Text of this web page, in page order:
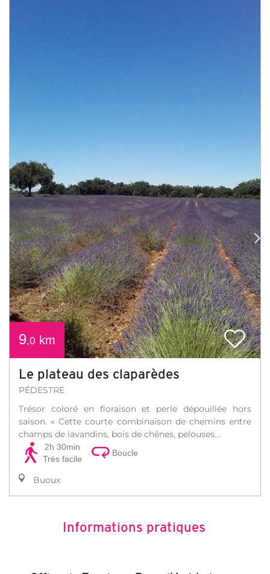
9,0 km
Le plateau des claparèdes
PÉDESTRE
Trésor coloré en floraison et perle dépouillée hors
saison. « Cette courte combinaison de chemins entre
champs de lavandins, bois de chênes, pelouses...
2h 30min
Très facile
Boucle
Buoux
Informations pratiques